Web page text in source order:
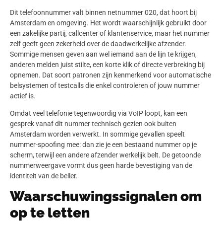
Dit telefoonnummer valt binnen netnummer 020, dat hoort bij
Amsterdam en omgeving. Het wordt waarschijnlijk gebruikt door
een zakelijke partij, callcenter of klantenservice, maar het nummer
zelf geeft geen zekerheid over de daadwerkelijke afzender.
Sommige mensen geven aan wel iemand aan de lijn te krijgen,
anderen melden juist stilte, een korte klik of directe verbreking bij
opnemen. Dat soort patronen zijn kenmerkend voor automatische
belsystemen of testcalls die enkel controleren of jouw nummer
actief is.
Omdat veel telefonie tegenwoordig via VoIP loopt, kan een
gesprek vanaf dit nummer technisch gezien ook buiten
Amsterdam worden verwerkt. In sommige gevallen speelt
nummer-spoofing mee: dan zie je een bestaand nummer op je
scherm, terwijl een andere afzender werkelijk belt. De getoonde
nummerweergave vormt dus geen harde bevestiging van de
identiteit van de beller.
Waarschuwingssignalen om
op te letten